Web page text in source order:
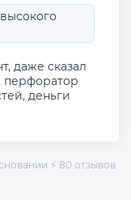
даже сказал
перфоратор
деньги
⚡ 80 отзывов